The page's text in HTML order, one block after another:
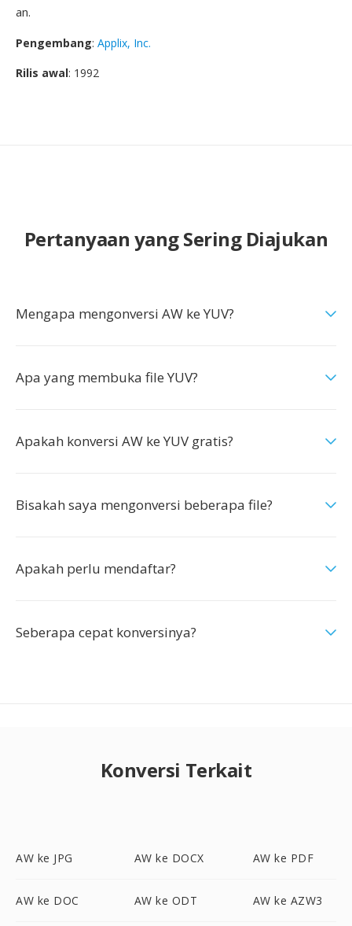
an.
Pengembang: Applix, Inc.
Rilis awal: 1992
Pertanyaan yang Sering Diajukan
Mengapa mengonversi AW ke YUV?
Apa yang membuka file YUV?
Apakah konversi AW ke YUV gratis?
Bisakah saya mengonversi beberapa file?
Apakah perlu mendaftar?
Seberapa cepat konversinya?
Konversi Terkait
AW ke JPG AW ke DOCX AW ke PDF
AW ke DOC AW ke ODT AW ke AZW3